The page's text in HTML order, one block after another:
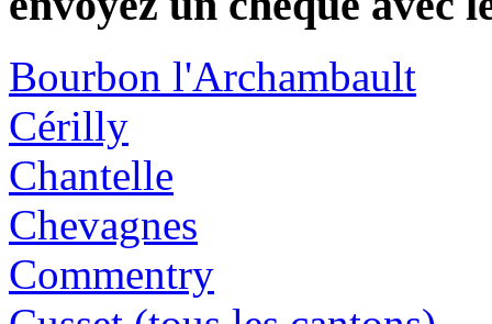
Bourbon l'Archambault
Cérilly
Chantelle
Chevagnes
Commentry